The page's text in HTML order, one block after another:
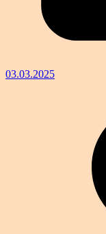
03.03.2025